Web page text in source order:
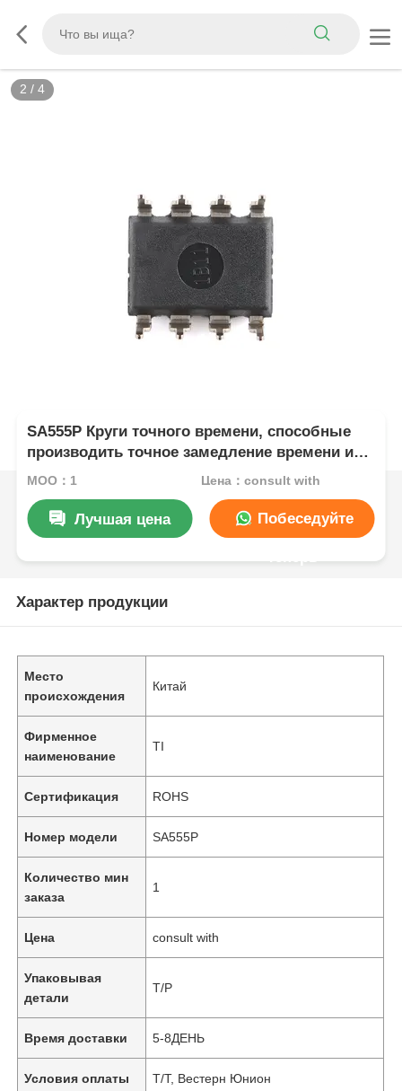
2 / 4
SA555P Круги точного времени, способные
производить точное замедление времени или
колебание
MOQ：1 Цена：consult with
Лучшая цена Побеседуйте
Характер продукции
Место
происхождения
Китай
Фирменное
наименование
TI
Сертификация ROHS
Номер модели SA555P
Количество мин
заказа
1
Цена consult with
Упаковывая
детали
Т/Р
Время доставки 5-8ДЕНЬ
Условия оплаты Т/Т, Вестерн Юнион